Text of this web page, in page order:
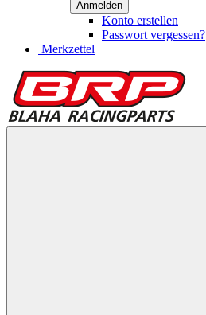
Konto erstellen
Passwort vergessen?
Merkzettel